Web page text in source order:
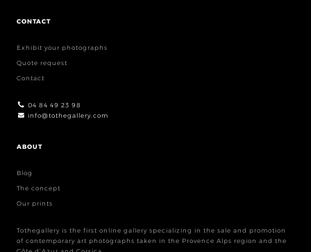
CONTACT
Exhibit your photographs
Quote request
Contact
04 84 49 23 98
info@tothegallery.com
ABOUT
Blog
The concept
Our prints
Tothegallery is the first online gallery specializing in the sale and promotion
of contemporary art photographs taken in the Provence Alps region and the